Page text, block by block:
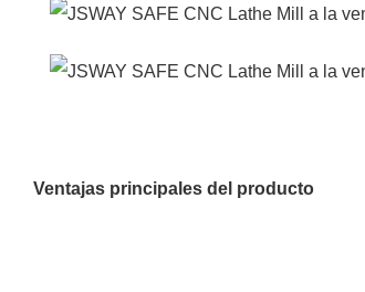
Ventajas principales del producto